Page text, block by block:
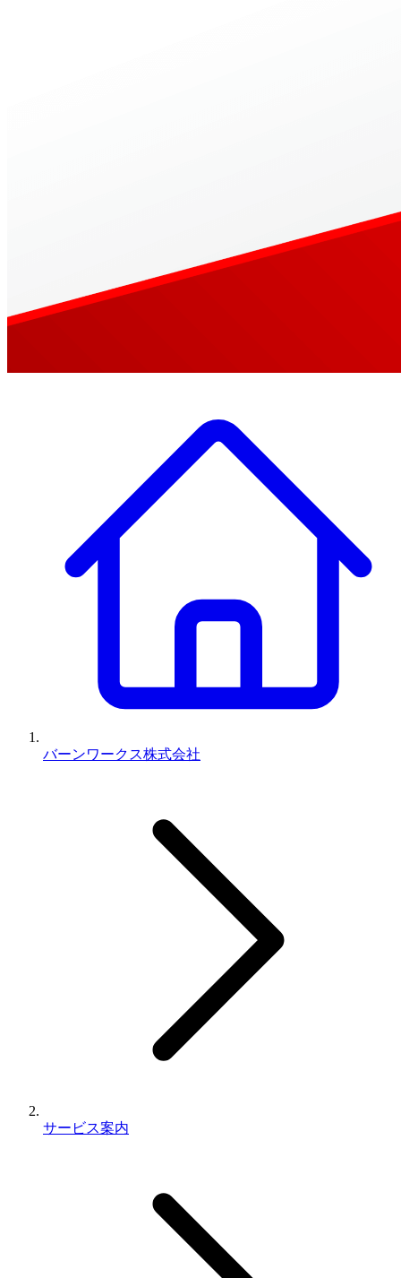
バーンワークス株式会社
サービス案内